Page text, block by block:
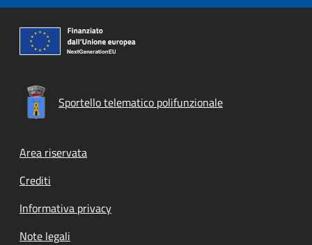
Sportello telematico polifunzionale
Footer menu
Area riservata
Crediti
Informativa privacy
Note legali